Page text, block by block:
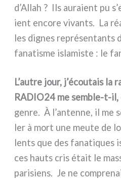
d’Allah ? Ils aura­ient pu
ient enco­re vivan­ts. La
les dignes repré­sen­tan­ts
fana­ti­sme isla­mi­ste : le
L’autre jour, j’écoutais la
RADIO24 me semble-t-il,
gen­re. À l’antenne, il
ler à mort une meu­te de
len­ts que des fana­ti­ques
ces hau­ts cris était le
pari­siens. Je ne